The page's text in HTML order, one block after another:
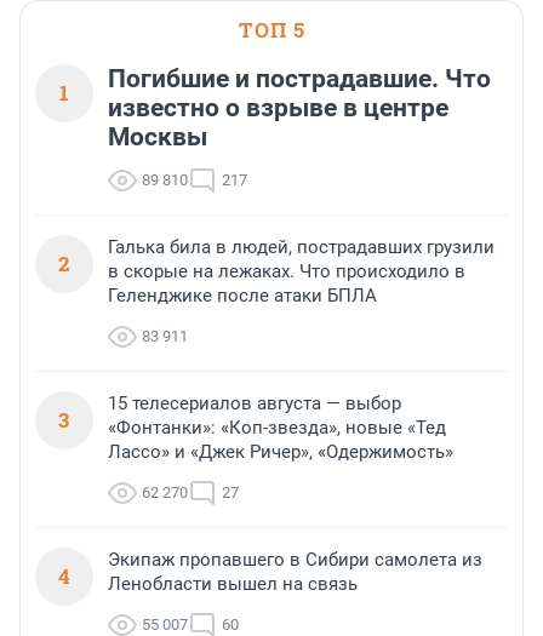
ТОП 5
1
Погибшие и пострадавшие. Что
известно о взрыве в центре
Москвы
89 810 217
2
Галька била в людей, пострадавших грузили
в скорые на лежаках. Что происходило в
Геленджике после атаки БПЛА
83 911
3
15 телесериалов августа — выбор
«Фонтанки»: «Коп-звезда», новые «Тед
Лассо» и «Джек Ричер», «Одержимость»
62 270 27
4
Экипаж пропавшего в Сибири самолета из
Ленобласти вышел на связь
55 007 60